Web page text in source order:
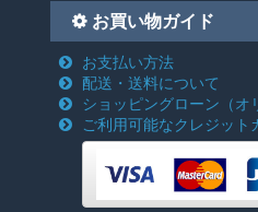
お買い物ガイド
お支払い方法
配送・送料について
ショッピングローン （
ご利用可能なクレジット